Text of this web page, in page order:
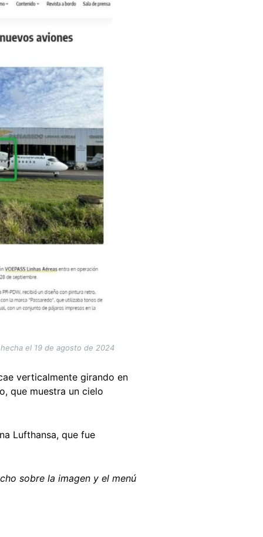
el 19 de agosto de 2024
verticalmente girando en
que muestra un cielo
Lufthansa, que fue
sobre la imagen y el menú